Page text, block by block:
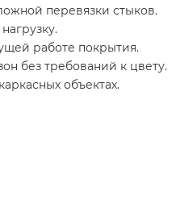
перевязки стыков.
работе покрытия.
без требований к цвету.
объектах.